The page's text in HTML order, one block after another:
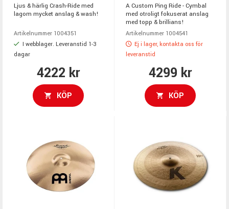
Ljus & härlig Crash-Ride med
lagom mycket anslag & wash!
Artikelnummer 1004351
I webblager. Leveranstid 1-3
dagar
4222 kr
KÖP
A Custom Ping Ride - Cymbal
med otroligt fokuserat anslag
med topp & brillians!
Artikelnummer 1004541
Ej i lager, kontakta oss för
leveranstid
4299 kr
KÖP